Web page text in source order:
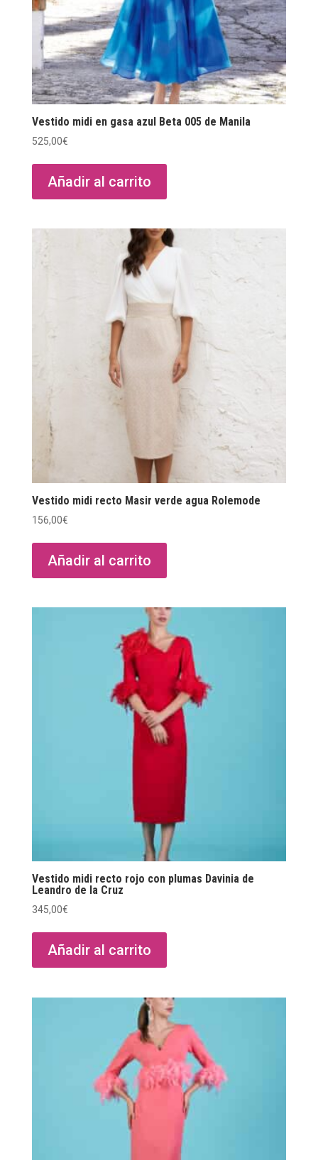
Vestido midi en gasa azul Beta 005 de Manila
525,00€
Añadir al carrito
Vestido midi recto Masir verde agua Rolemode
156,00€
Añadir al carrito
Vestido midi recto rojo con plumas Davinia de
Leandro de la Cruz
345,00€
Añadir al carrito